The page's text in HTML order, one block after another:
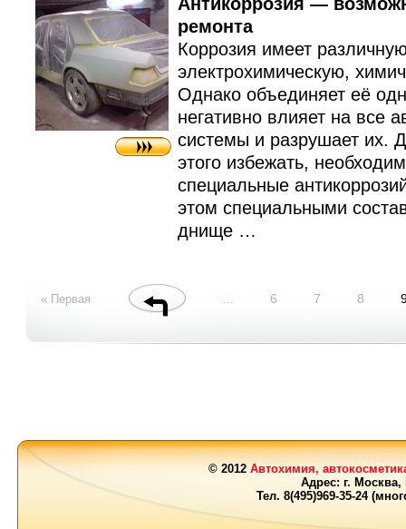
ремонта
Коррозия имеет
электрохимическую,
Однако объединяет её
негативно влияет на все
системы и разрушает их.
этого избежать,
специальные
этом специальными
днище …
« Первая 6 7 8
© 2012 Автохимия,
Адрес: г.
Тел. 8(495)969-35-24